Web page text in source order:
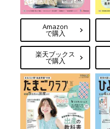
Amazon
で購入
楽天ブックス
で購入